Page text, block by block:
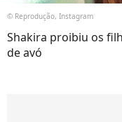
© Reprodução, Instagram
Shakira proibiu os
de avó